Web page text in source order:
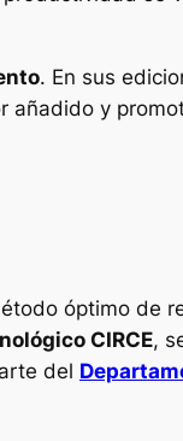
. En sus
añadido y
óptimo de
CIRCE,
del